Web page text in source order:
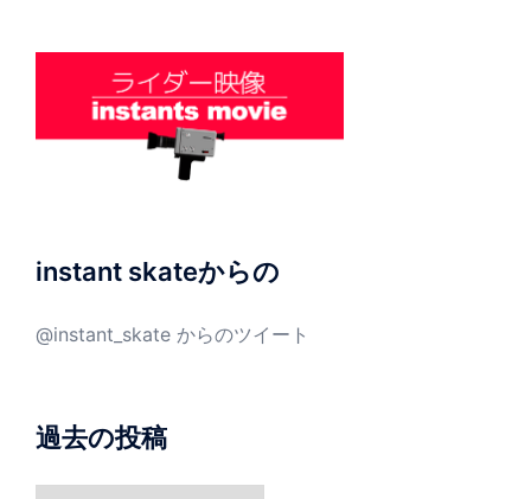
instant skateからの
@instant_skate からのツイート
過去の投稿